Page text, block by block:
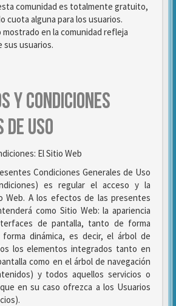
comunidad es totalmente gratuito,
cuota alguna para los usuarios.
mostrado en la comunidad refleja
sus usuarios.
Y CONDICIONES
DE USO
El Sitio Web
Condiciones Generales de Uso
es regular el acceso y la
Web. A los efectos de las presentes
como Sitio Web: la apariencia
de pantalla, tanto de forma
dinámica, es decir, el árbol de
los elementos integrados tanto en
como en el árbol de navegación
y todos aquellos servicios o
en su caso ofrezca a los Usuarios